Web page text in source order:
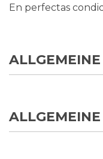
En perfectas